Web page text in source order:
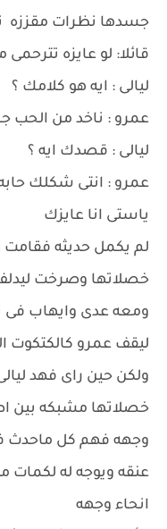
جسدها نظرات مقززه
قائلا: لو عايزه
ليالى : ايه هو كلامك ؟
عمرو : ناخد من الحب
ليالى : قصدك ايه ؟
عمرو : انتى شكلك
ياستى انا عايزك
لم يكمل حديثه
خصلاتها وصرخت
ومعه عدى وايهاب فى
ليقف عمرو كالكتكوت
ولكن حين راى فهد
خصلاتها مشبكه بين
وجهه فهم كل ماحدث
عنقه ويوجه له لكمات
انحاء وجهه